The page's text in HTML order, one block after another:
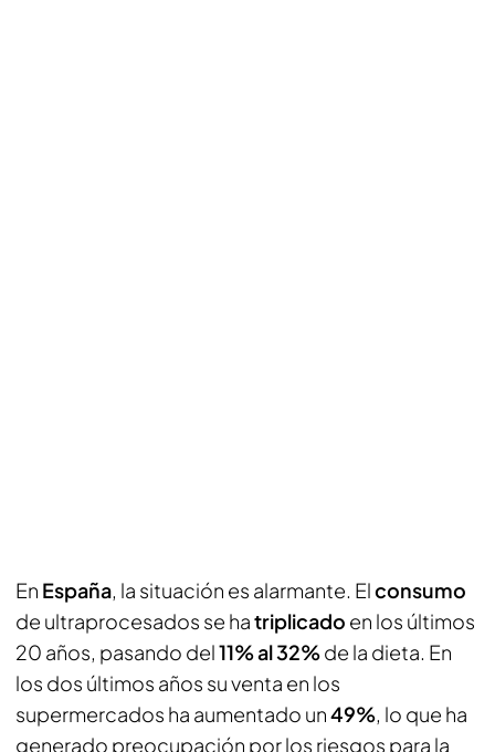
En España, la situación es alarmante. Elconsumo
de ultraprocesados se hatriplicado en los últimos
20 años, pasando del11% al 32%de la dieta. En
los dos últimos años su venta en los
supermercados ha aumentado un49%, lo que ha
generado preocupación por los riesgos para la